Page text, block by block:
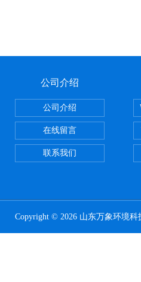
公司介绍
公司介绍
在线留言
联系我们
Copyright © 2026 山东万象环境